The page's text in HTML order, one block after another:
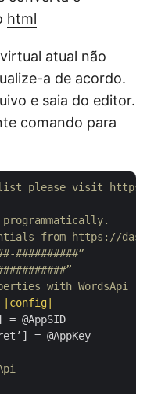
html
atual não
a de acordo.
e saia do editor.
comando para
please visit
programmatically.
from https://
##########”
with WordsApi
|config|
@AppSID